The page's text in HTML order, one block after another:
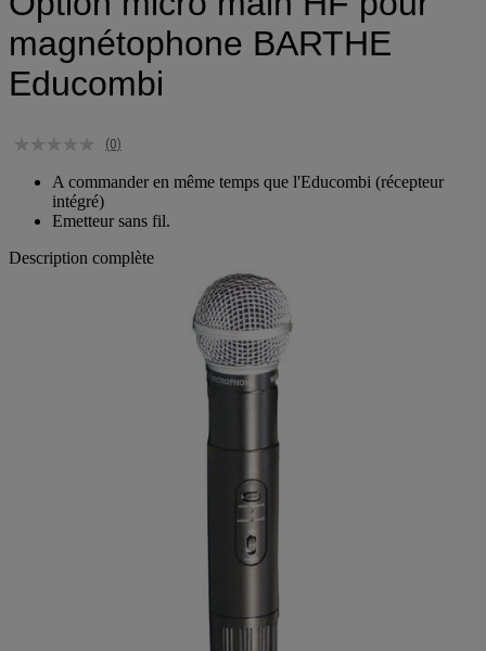
Option micro main HF pour
magnétophone BARTHE
Educombi
A commander en même temps que l'Educombi (récepteur
intégré)